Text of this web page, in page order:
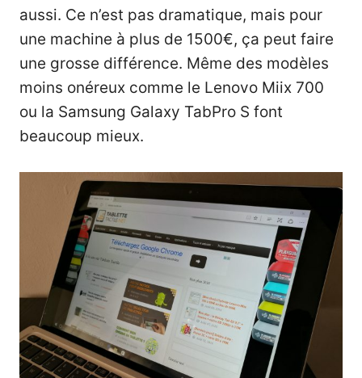
aussi. Ce n’est pas dramatique, mais pour
une machine à plus de 1500€, ça peut faire
une grosse différence. Même des modèles
moins onéreux comme le Lenovo Miix 700
ou la Samsung Galaxy TabPro S font
beaucoup mieux.